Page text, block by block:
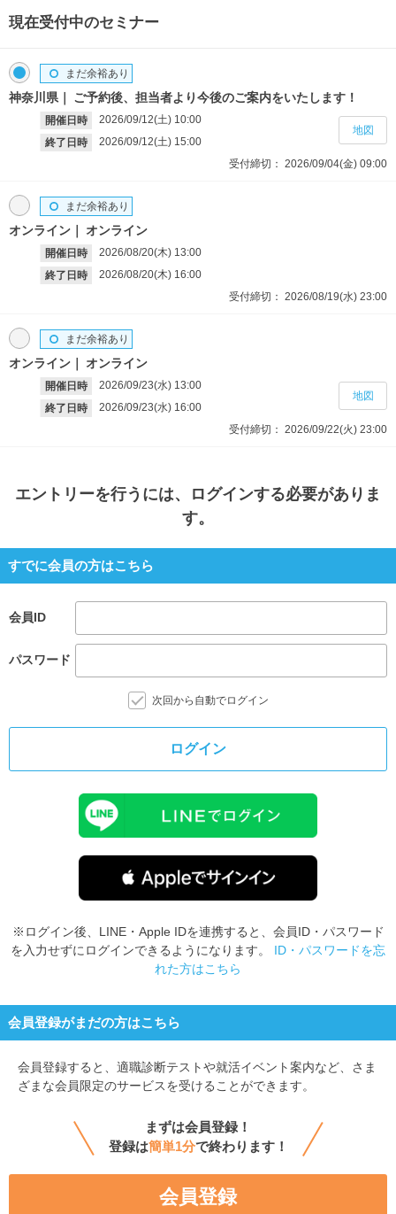
現在受付中のセミナー
神奈川県 ご予約後、担当者より今後のご案内をいたします！
開催日時 2026/09/12(土) 10:00
終了日時
2026/09/12(土) 15:00
まだ余裕あり
受付締切： 2026/09/04(金) 09:00
地図
オンライン オンライン
開催日時 2026/08/20(木) 13:00
終了日時
2026/08/20(木) 16:00
まだ余裕あり
受付締切： 2026/08/19(水) 23:00
オンライン オンライン
開催日時 2026/09/23(水) 13:00
終了日時
2026/09/23(水) 16:00
まだ余裕あり
受付締切： 2026/09/22(火) 23:00
地図
エントリーを行うには、ログインする必要がありま
す。
すでに会員の方はこちら
会員ID
パスワード
次回から自動でログイン
ログイン
※ログイン後、LINE・Apple IDを連携すると、会員ID・パスワード
を入力せずにログインできるようになります。 ID・パスワードを忘
れた方はこちら
会員登録がまだの方はこちら
会員登録すると、 適職診断テストや就活イベント案内など、さま
ざまな会員限定のサービスを受けることができます。
まずは会員登録！
登録は簡単1分で終わります！
会員登録